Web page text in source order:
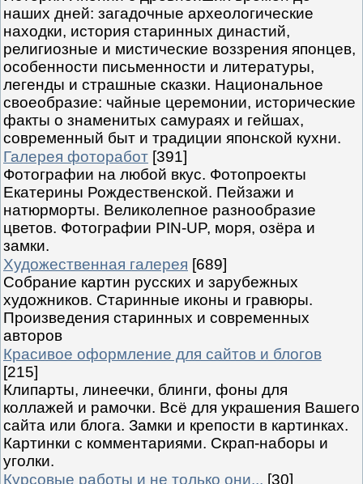
наших дней: загадочные археологические
находки, история старинных династий,
религиозные и мистические воззрения японцев,
особенности письменности и литературы,
легенды и страшные сказки. Национальное
своеобразие: чайные церемонии, исторические
факты о знаменитых самураях и гейшах,
современный быт и традиции японской кухни.
Галерея фоторабот [391]
Фотографии на любой вкус. Фотопроекты
Екатерины Рождественской. Пейзажи и
натюрморты. Великолепное разнообразие
цветов. Фотографии PIN-UP, моря, озёра и
замки.
Художественная галерея [689]
Собрание картин русских и зарубежных
художников. Старинные иконы и гравюры.
Произведения старинных и современных
авторов
Красивое оформление для сайтов и блогов
[215]
Клипарты, линеечки, блинги, фоны для
коллажей и рамочки. Всё для украшения Вашего
сайта или блога. Замки и крепости в картинках.
Картинки с комментариями. Скрап-наборы и
уголки.
Курсовые работы и не только они... [30]